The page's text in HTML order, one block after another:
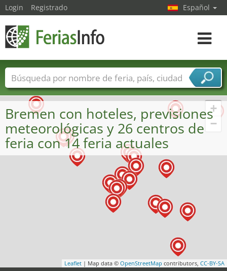
+
−
Leaflet | Map data © OpenStreetMap contributors, CC-BY-SA
Bremen con hoteles, previsiones
meteorológicas y 26 centros de
feria con 14 feria actuales
Login Registrado Español
toggle
Nombres de ferias Países
Ciudades
Sectores de ferias
Sectores de proveedor de servicios